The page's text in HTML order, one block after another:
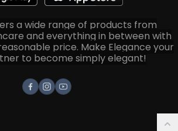
a wide range of products from
and everything in between with
price. Make Elegance your
to become simply elegant!
Facebook
Instagram
Youtube